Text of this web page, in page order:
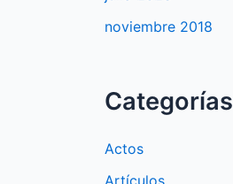
noviembre 2018
Categorías
Actos